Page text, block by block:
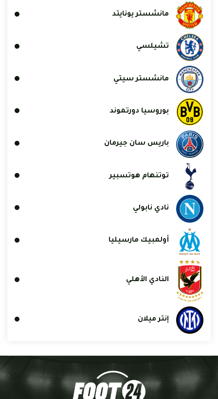
مانشستر يونايتد
تشيلسي
مانشستر سيتي
بوروسيا دورتموند
باريس سان جيرمان
توتنهام هوتسبير
نادي نابولي
أولمبيك مارسيليا
النادي الأهلي
إنتر ميلان